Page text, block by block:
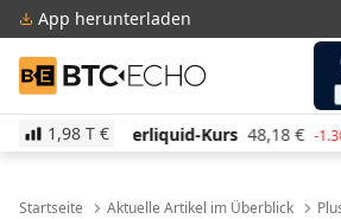
App herunterladen
BTC-ECHO
1,98 T €
Kurs 48,18 -1.30% Solana-Kurs
Startseite Aktuelle Artikel im Überblick